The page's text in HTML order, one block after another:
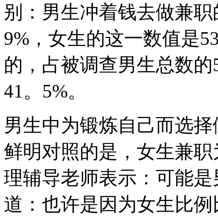
别：男生冲着钱去做兼
9%，女生的这一数值是
的，占被调查男生总数
41。5%。
男生中为锻炼自己而选
鲜明对照的是，女生兼
理辅导老师表示：可能
道：也许是因为女生比